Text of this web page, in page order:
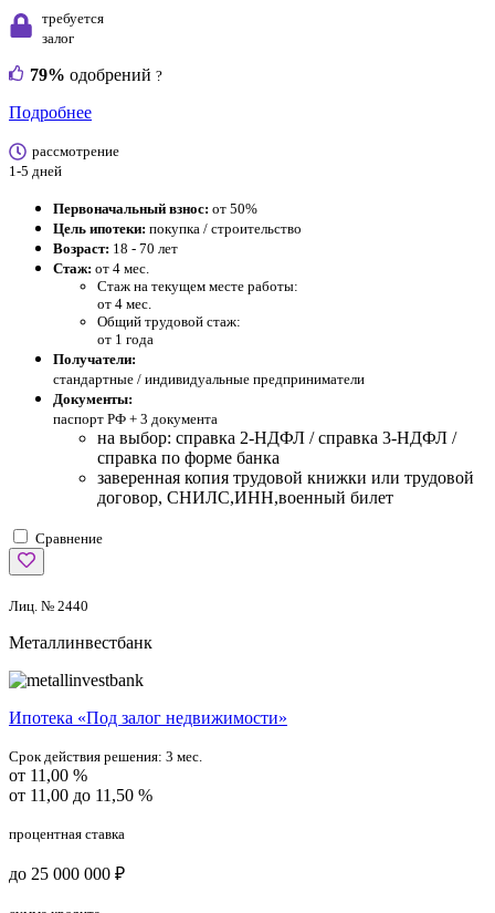
требуется
залог
79% одобрений ?
Подробнее
рассмотрение
1-5 дней
Первоначальный взнос: от 50%
Цель ипотеки: покупка / строительство
Возраст: 18 - 70 лет
Стаж: от 4 мес.
Стаж на текущем месте работы:
от 4 мес.
Общий трудовой стаж:
от 1 года
Получатели:
стандартные / индивидуальные предприниматели
Документы:
паспорт РФ + 3 документа
на выбор: справка 2-НДФЛ / справка 3-НДФЛ /
справка по форме банка
заверенная копия трудовой книжки или трудовой
договор, СНИЛС,ИНН,военный билет
Сравнение
Лиц. № 2440
Металлинвестбанк
Ипотека «Под залог недвижимости»
Срок действия решения: 3 мес.
от 11,00 %
от 11,00 до 11,50 %
процентная ставка
до 25 000 000 ₽